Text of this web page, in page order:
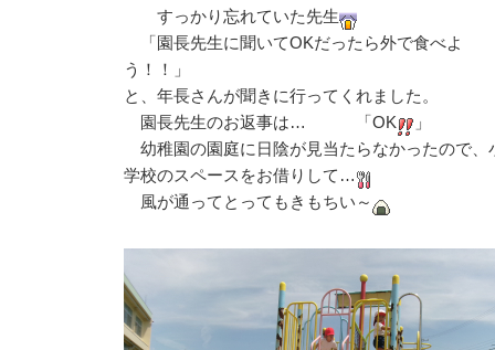
すっかり忘れていた先生
「園長先生に聞いてOKだったら外で食べよ
う！！」
と、年長さんが聞きに行ってくれました。
園長先生のお返事は… 「OK
」
幼稚園の園庭に日陰が見当たらなかったので、
学校のスペースをお借りして…
風が通ってとってもきもちい～